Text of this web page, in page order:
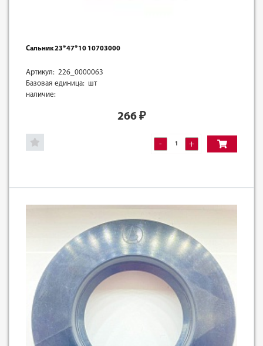
Сальник 23*47*10 10703000
Артикул: 226_0000063
Базовая единица: шт
наличие:
266 ₽
- +